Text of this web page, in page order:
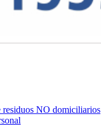
residuos NO domiciliarios